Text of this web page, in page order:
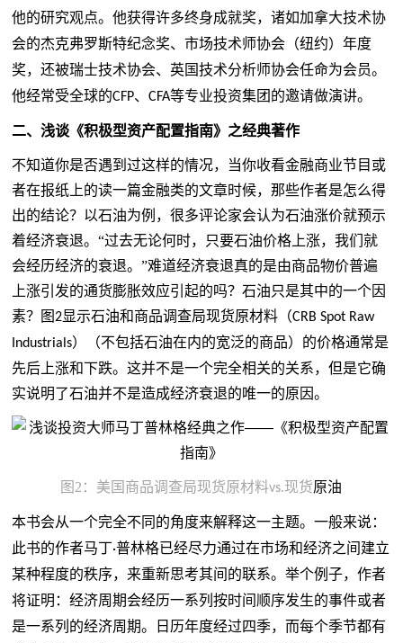
他的研究观点。他获得许多终身成就奖，诸如加拿大技术协
会的杰克弗罗斯特纪念奖、市场技术师协会（纽约）年度
奖，还被瑞士技术协会、英国技术分析师协会任命为会员。
他经常受全球的CFP、CFA等专业投资集团的邀请做演讲。
二、浅谈《积极型资产配置指南》之经典著作
不知道你是否遇到过这样的情况，当你收看金融商业节目或
者在报纸上的读一篇金融类的文章时候，那些作者是怎么得
出的结论？以石油为例，很多评论家会认为石油涨价就预示
着经济衰退。“过去无论何时，只要石油价格上涨，我们就
会经历经济的衰退。”难道经济衰退真的是由商品物价普遍
上涨引发的通货膨胀效应引起的吗？石油只是其中的一个因
素？图 2显示石油和商品调查局现货原材料（CRB Spot Raw
Industrials）（不包括石油在内的宽泛的商品）的价格通常是
先后上涨和下跌。这并不是一个完全相关的关系，但是它确
实说明了石油并不是造成经济衰退的唯一的原因。
图 2 ：美国商品调查局现货原材料vs.现货原油
本书会从一个完全不同的角度来解释这一主题。一般来说：
此书的作者马丁·普林格已经尽力通过在市场和经济之间建立
某种程度的秩序，来重新思考其间的联系。举个例子，作者
将证明：经济周期会经历一系列按时间顺序发生的事件或者
是一系列的经济周期。日历年度经过四季，而每个季节都有